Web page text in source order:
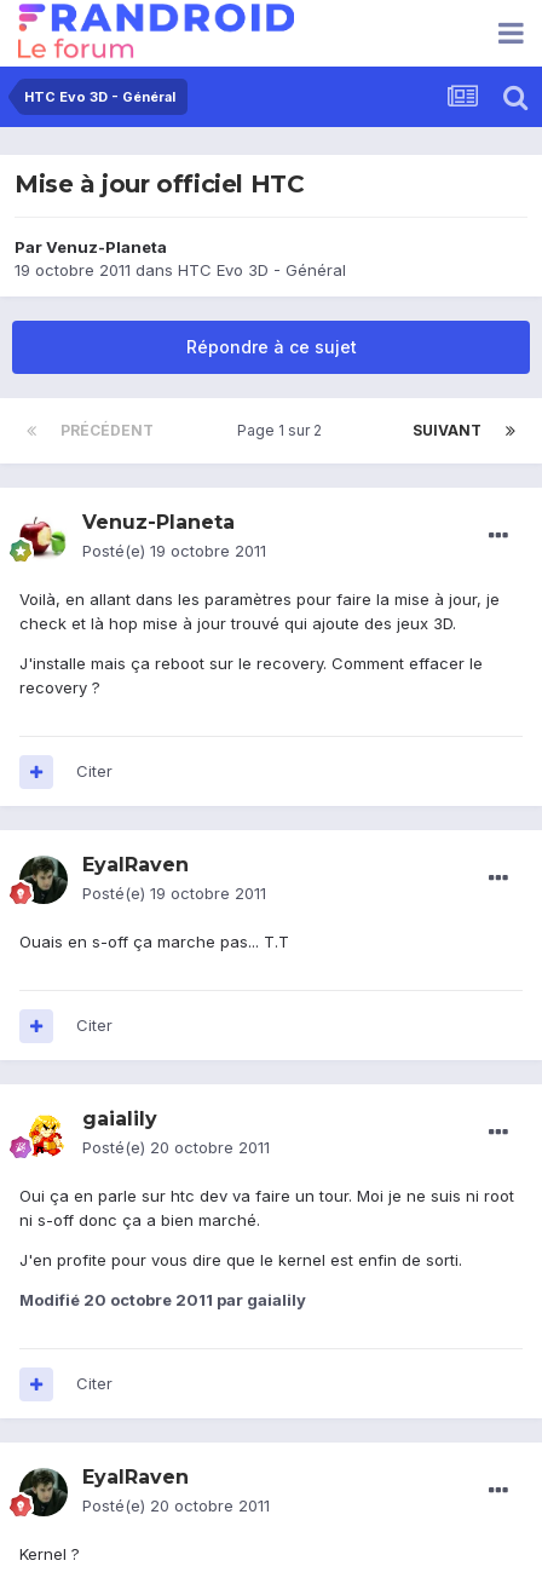
HTC Evo 3D - Général
Mise à jour officiel HTC
ParVenuz-Planeta
19 octobre 2011 dans HTC Evo 3D - Général
Répondre à ce sujet
PRÉCÉDENT SUIVANT
Page 1 sur 2
Venuz-Planeta
Posté(e) 19 octobre 2011
Voilà, en allant dans les paramètres pour faire la mise à jour, je
check et là hop mise à jour trouvé qui ajoute des jeux 3D.
J'installe mais ça reboot sur le recovery. Comment effacer le
recovery ?
Citer
EyalRaven
Posté(e) 19 octobre 2011
Ouais en s-off ça marche pas... T.T
Citer
gaialily
Posté(e) 20 octobre 2011
Oui ça en parle sur htc dev va faire un tour. Moi je ne suis ni root
ni s-off donc ça a bien marché.
J'en profite pour vous dire que le kernel est enfin de sorti.
Modifié 20 octobre 2011 par gaialily
Citer
EyalRaven
Posté(e) 20 octobre 2011
Kernel ?